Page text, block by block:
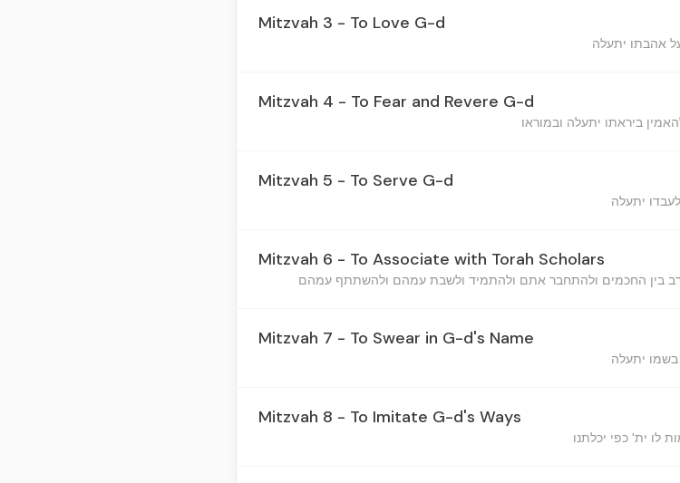
Mitzvah 3 - To Love G-d
Mitzvah 4 - To Fear and Revere G-d
Mitzvah 5 - To Serve G-d
Mitzvah 6 - To Associate with Torah Scholars
Mitzvah 7 - To Swear in G-d's Name
Mitzvah 8 - To Imitate G-d's Ways